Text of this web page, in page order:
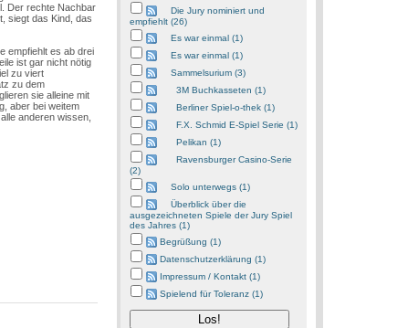
Der rechte Nachbar
siegt das Kind, das
empfiehlt es ab drei
ist gar nicht nötig
zu viert
zu dem
sie alleine mit
aber bei weitem
anderen wissen,
Die Jury nominiert und
empfiehlt (26)
Es war einmal (1)
Es war einmal (1)
Sammelsurium (3)
3M Buchkasseten (1)
Berliner Spiel-o-thek (1)
F.X. Schmid E-Spiel Serie (1)
Pelikan (1)
Ravensburger Casino-Serie
(2)
Solo unterwegs (1)
Überblick über die
ausgezeichneten Spiele der Jury Spiel
des Jahres (1)
Begrüßung (1)
Datenschutzerklärung (1)
Impressum / Kontakt (1)
Spielend für Toleranz (1)